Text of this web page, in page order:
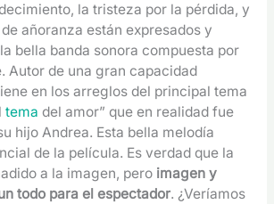
la tristeza por la pérdida, y
añoranza están expresados y
bella banda sonora compuesta por
Autor de una gran capacidad
en los arreglos del principal tema
tema del amor” que en realidad fue
hijo Andrea. Esta bella melodía
de la película. Es verdad que la
a la imagen, pero imagen y
todo para el espectador. ¿Veríamos